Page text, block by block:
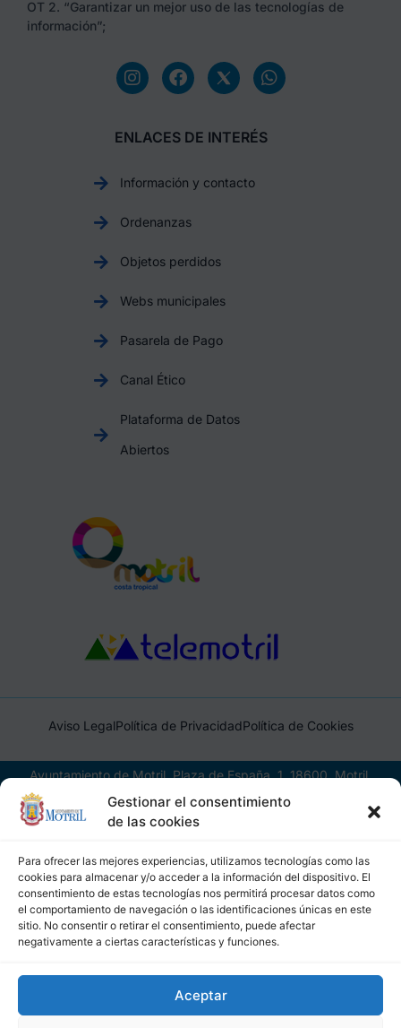
Gestionar el consentimiento
de las cookies
Para ofrecer las mejores experiencias, utilizamos tecnologías como las
cookies para almacenar y/o acceder a la información del dispositivo. El
consentimiento de estas tecnologías nos permitirá procesar datos como
el comportamiento de navegación o las identificaciones únicas en este
sitio. No consentir o retirar el consentimiento, puede afectar
negativamente a ciertas características y funciones.
Aceptar
OT 2. “Garantizar un mejor uso de las tecnologías de
información”;
ENLACES DE INTERÉS
Información y contacto
Ordenanzas
Objetos perdidos
Webs municipales
Pasarela de Pago
Canal Ético
Plataforma de Datos
Abiertos
Aviso LegalPolítica de PrivacidadPolítica de Cookies
Ayuntamiento de Motril, Plaza de España, 1, 18600, Motril,
(Granada), CIF: P1814200J, DIR3: L01181400